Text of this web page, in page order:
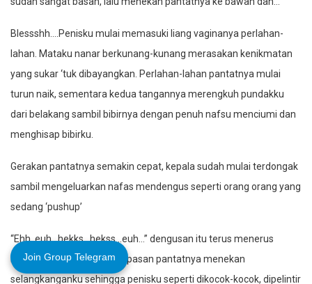
Blessshh….Penisku mulai memasuki liang vaginanya perlahan-
lahan. Mataku nanar berkunang-kunang merasakan kenikmatan
yang sukar ‘tuk dibayangkan. Perlahan-lahan pantatnya mulai
turun naik, sementara kedua tangannya merengkuh pundakku
dari belakang sambil bibirnya dengan penuh nafsu menciumi dan
menghisap bibirku.
Gerakan pantatnya semakin cepat, kepala sudah mulai terdongak
sambil mengeluarkan nafas mendengus seperti orang orang yang
sedang ‘pushup’
“Ehh..euh…hekks…hekss…euh…” dengusan itu terus menerus
keluar seiring dengan hempasan pantatnya menekan
selangkanganku sehingga penisku seperti dikocok-kocok, dipelintir
Join Group Telegram